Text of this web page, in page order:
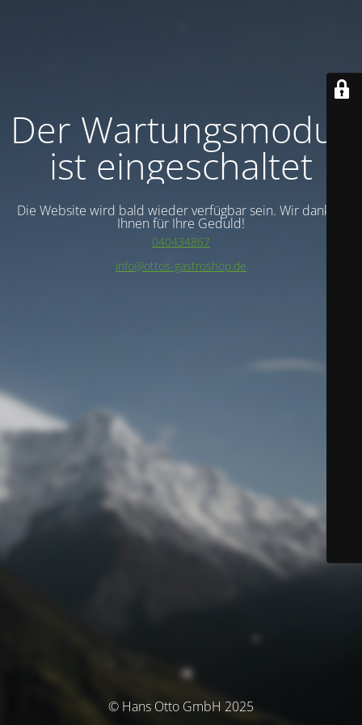
Der Wartungsmodus
ist eingeschaltet
Die Website wird bald wieder verfügbar sein. Wir danken
Ihnen für Ihre Geduld!
040434867
info@ottos-gastroshop.de
© Hans Otto GmbH 2025